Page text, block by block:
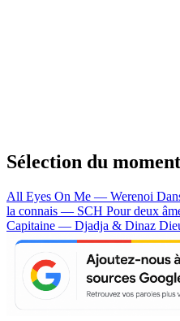
Sélection du moment
All Eyes On Me — Werenoi
la connais — SCH Pour deux
Capitaine — Djadja & Dinaz